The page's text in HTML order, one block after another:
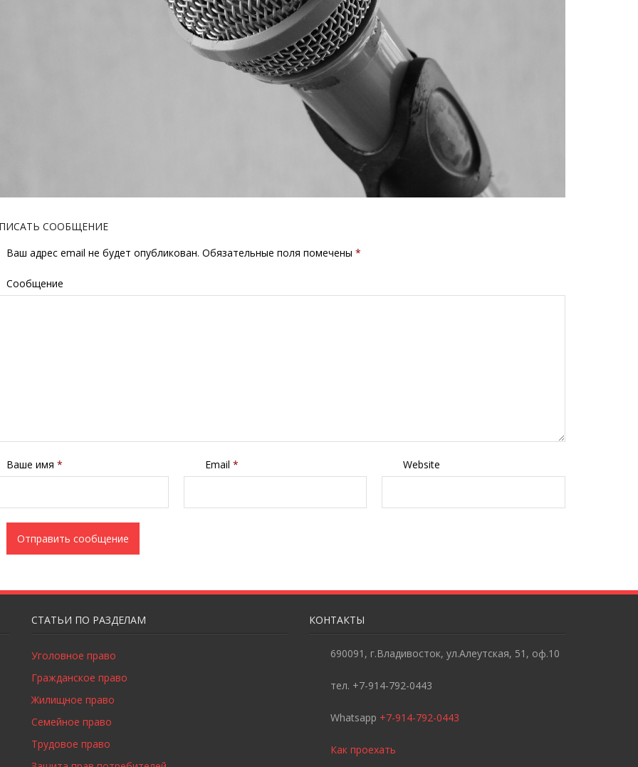
СООБЩЕНИЕ
Ваш адрес email не будет опубликован. Обязательные поля помечены *
Сообщение
Ваше имя * Email * Website
СТАТЬИ ПО РАЗДЕЛАМ
Уголовное право
Гражданское право
Жилищное право
Семейное право
Трудовое право
КОНТАКТЫ
690091, г.Владивосток, ул.Алеутская, 51, оф.10
тел. +7-914-792-0443
Whatsapp +7-914-792-0443
Как проехать